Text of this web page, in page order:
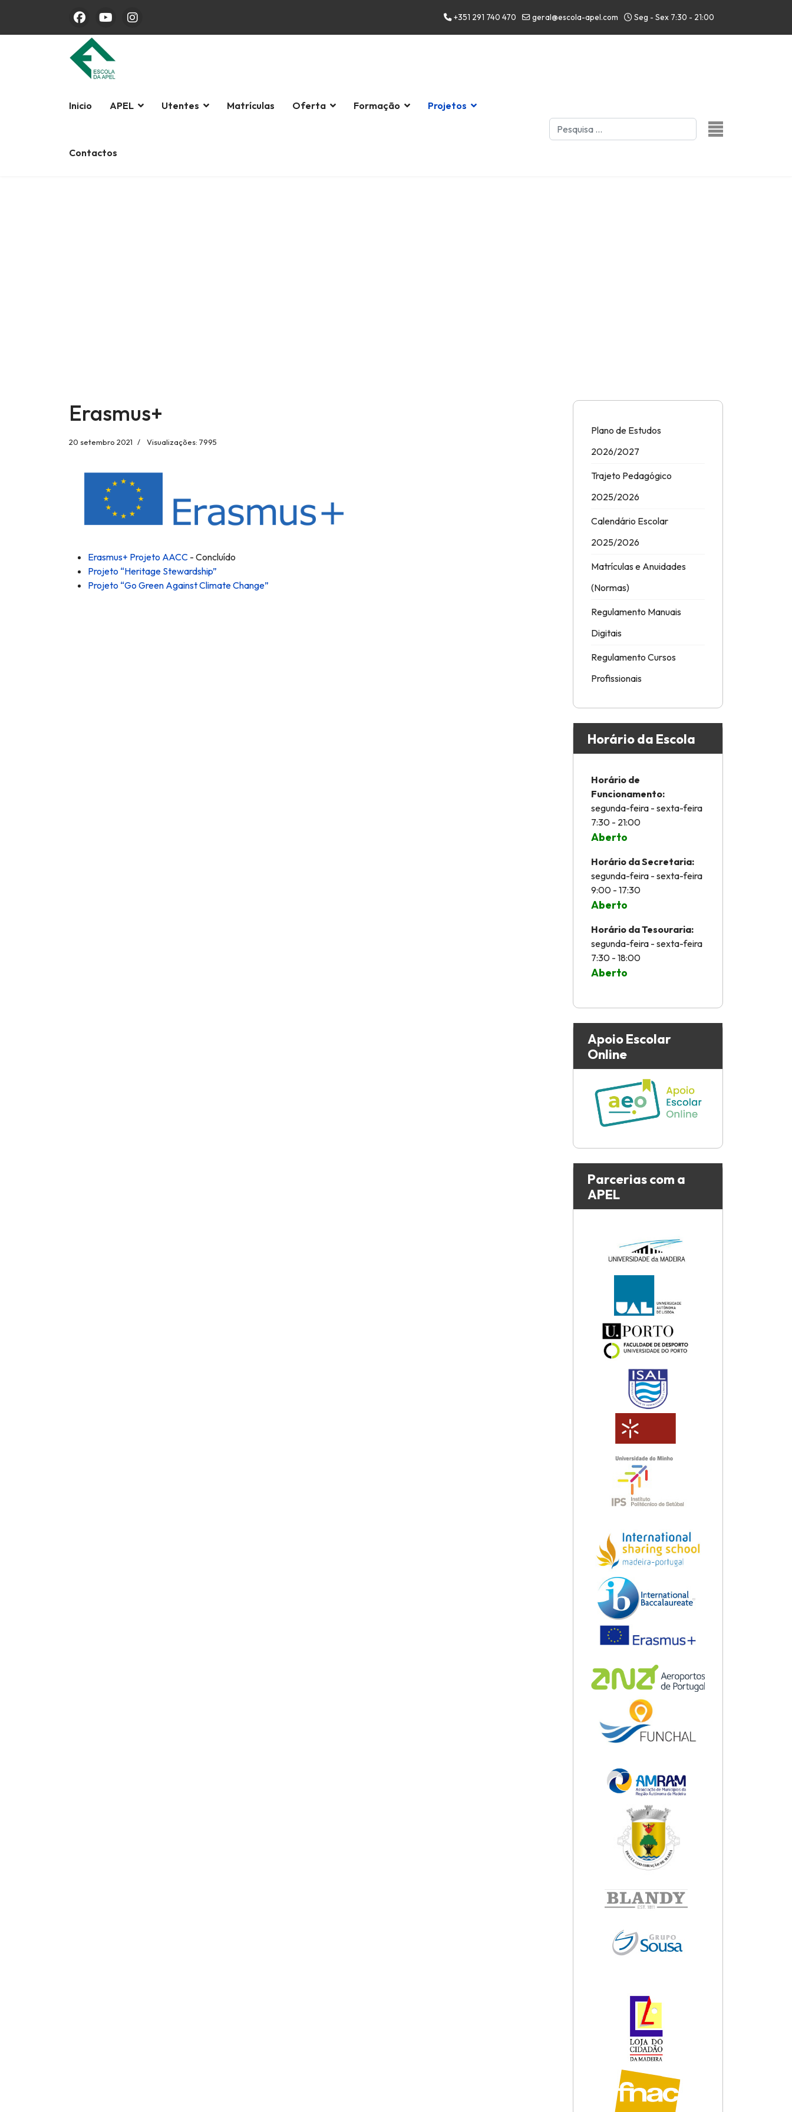
+351 291 740 470 geral@escola-apel.com Seg - Sex 7:30 - 21:00
Inicio APEL Utentes Matrículas Oferta Formação Projetos
Contactos
Pesquisar
Erasmus+
20 setembro 2021 Visualizações: 7995
Erasmus+ Projeto AACC - Concluído
Projeto “Heritage Stewardship”
Projeto “Go Green Against Climate Change”
Plano de Estudos
2026/2027
Trajeto Pedagógico
2025/2026
Calendário Escolar
2025/2026
Matrículas e Anuidades
(Normas)
Regulamento Manuais
Digitais
Regulamento Cursos
Profissionais
Horário da Escola
Horário de
Funcionamento:
segunda-feira - sexta-feira
7:30 - 21:00
Aberto
Horário da Secretaria:
segunda-feira - sexta-feira
9:00 - 17:30
Aberto
Horário da Tesouraria:
segunda-feira - sexta-feira
7:30 - 18:00
Aberto
Apoio Escolar
Online
Parcerias com a
APEL